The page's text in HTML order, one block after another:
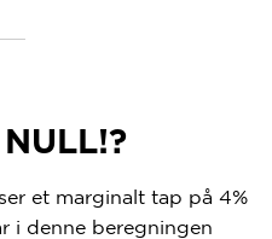
et marginalt tap på 4%
i denne beregningen